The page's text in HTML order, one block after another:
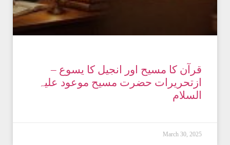
قرآن کا مسیح اور انجیل کا یسوع –
ازتحریرات حضرت مسیح موعود علیہ
السلام
March 30, 2025